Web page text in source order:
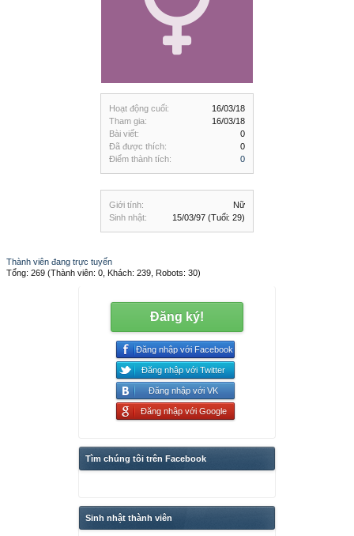
Hoạt động cuối:
16/03/18
Tham gia:
16/03/18
Bài viết:
0
Đã được thích:
0
Điểm thành tích:
0
Giới tính:
Nữ
Sinh nhật:
15/03/97 (Tuổi: 29)
Thành viên đang trực tuyến
Tổng: 269 (Thành viên: 0, Khách: 239, Robots: 30)
Đăng ký!
Đăng nhập với Facebook
Đăng nhập với Twitter
Đăng nhập với VK
Đăng nhập với Google
Tìm chúng tôi trên Facebook
Sinh nhật thành viên